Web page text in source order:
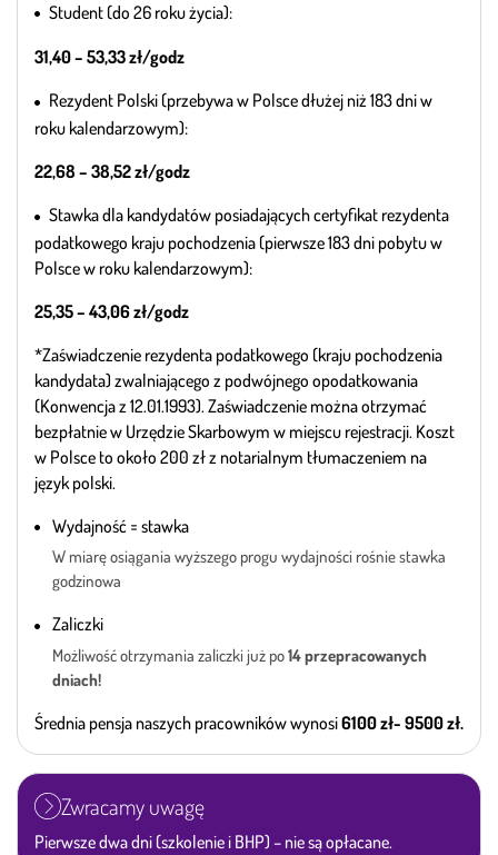
Student (do 26 roku życia):
31,40 – 53,33 zł/godz
Rezydent Polski (przebywa w Polsce dłużej niż 183 dni w
roku kalendarzowym):
22,68 – 38,52 zł/godz
Stawka dla kandydatów posiadających certyfikat rezydenta
podatkowego kraju pochodzenia (pierwsze 183 dni pobytu w
Polsce w roku kalendarzowym):
25,35 – 43,06 zł/godz
*Zaświadczenie rezydenta podatkowego (kraju pochodzenia
kandydata) zwalniającego z podwójnego opodatkowania
(Konwencja z 12.01.1993). Zaświadczenie można otrzymać
bezpłatnie w Urzędzie Skarbowym w miejscu rejestracji. Koszt
w Polsce to około 200 zł z notarialnym tłumaczeniem na
język polski.
Wydajność = stawka
W miarę osiągania wyższego progu wydajności rośnie stawka
godzinowa
Zaliczki
Możliwość otrzymania zaliczki już po14 przepracowanych
dniach!
Średnia pensja naszych pracowników wynosi6100 zł- 9500 zł.
Zwracamy uwagę
Pierwsze dwa dni (szkolenie i BHP) – nie są opłacane.